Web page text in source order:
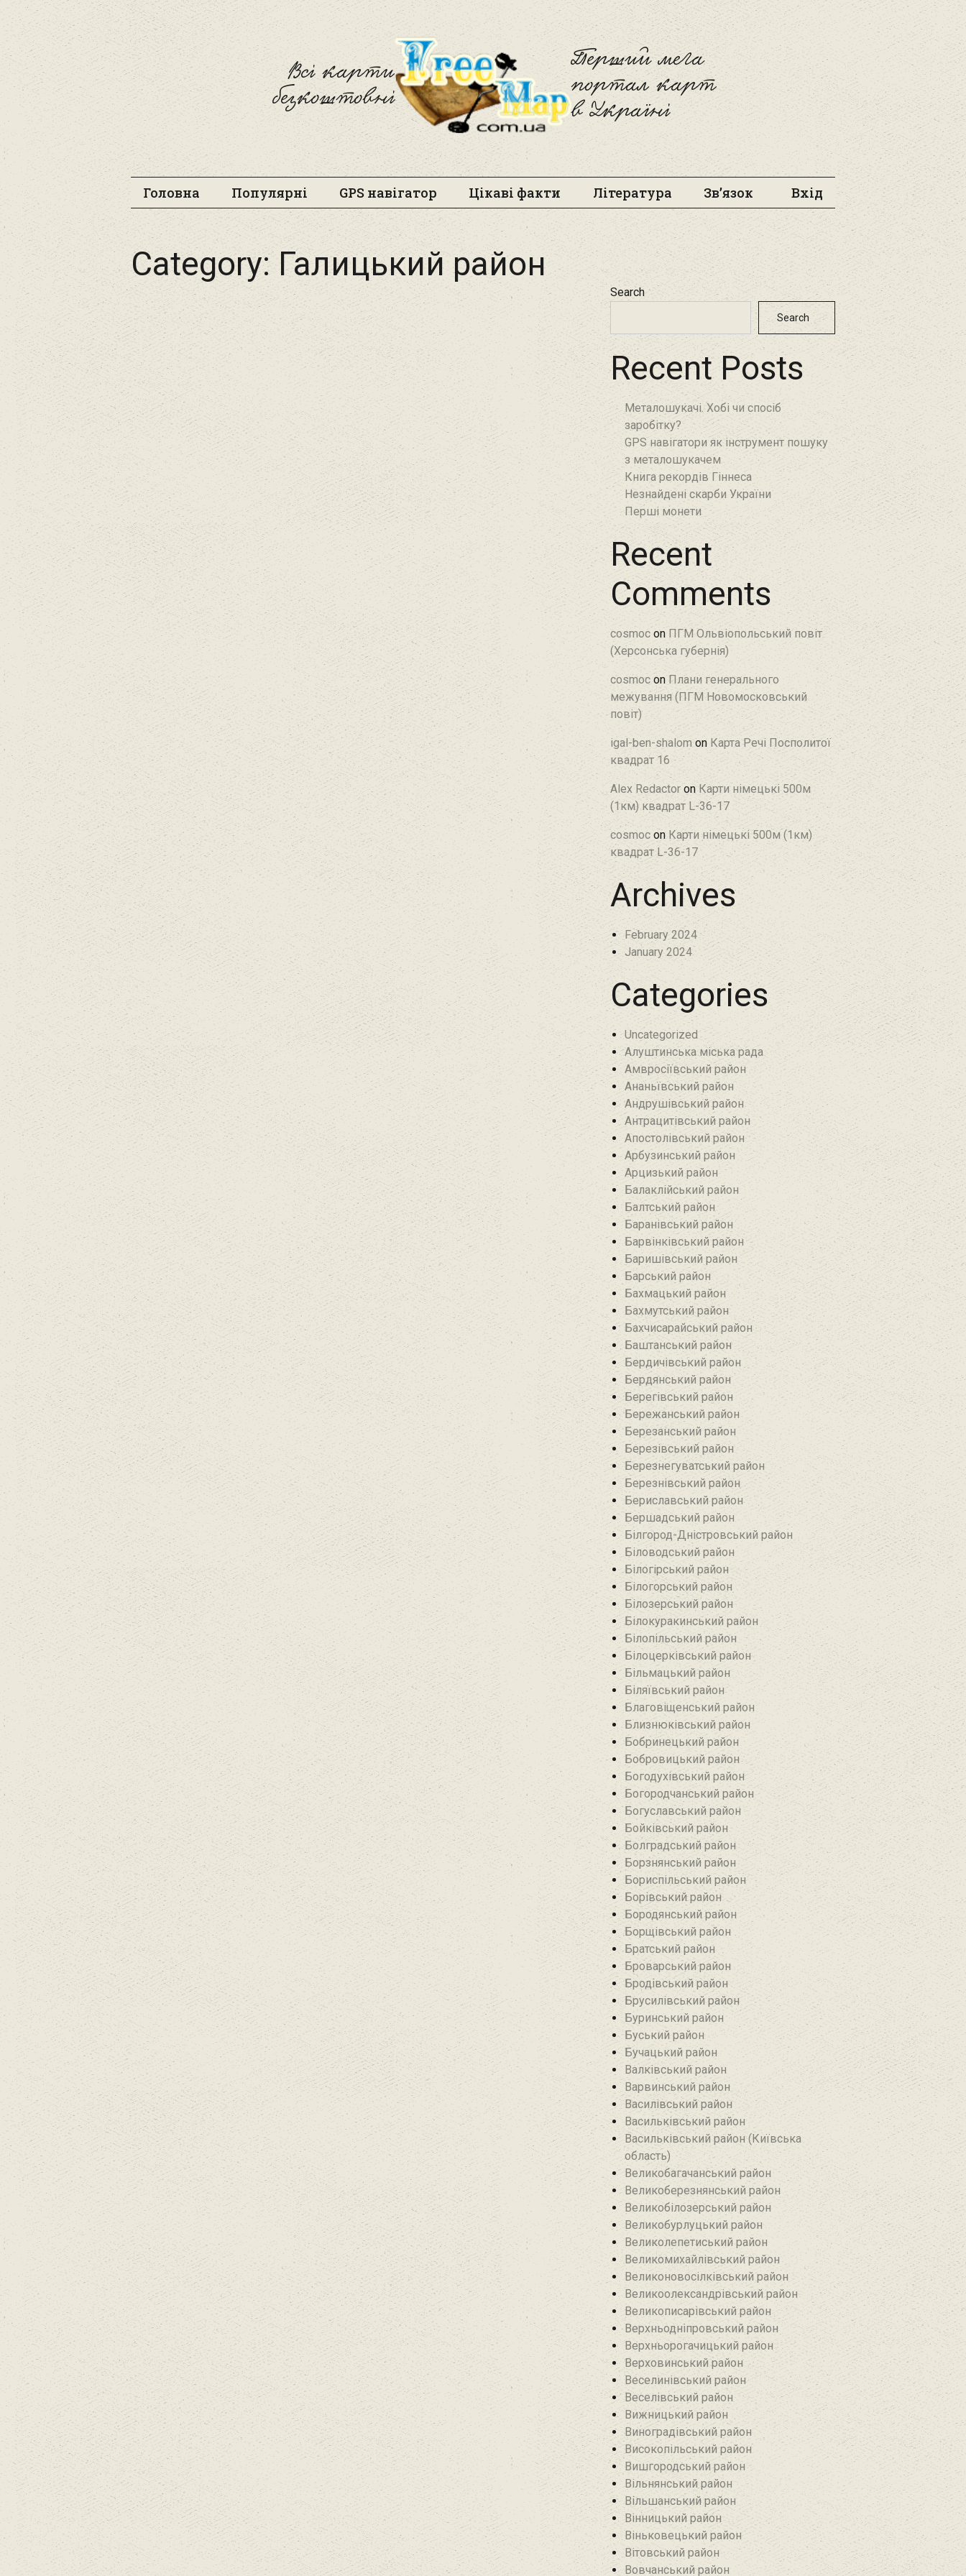
Всі карти
безкоштовні
Freemap
Перший мега
портал карт
в Україні
Головна Популярні GPS навігатор Цікаві факти Література Зв’язок Вхід
Category:Галицький район
Search
Search
Recent Posts
Металошукачі. Хобі чи спосіб
заробітку?
GPS навігатори як інструмент пошуку
з металошукачем
Книга рекордів Гіннеса
Незнайдені скарби України
Перші монети
Recent
Comments
cosmocon ПГМ Ольвіопольський повіт
(Херсонська губернія)
cosmocon Плани генерального
межування (ПГМ Новомосковський
повіт)
igal-ben-shalomon Карта Речі Посполитої
квадрат 16
Alex Redactoron Карти німецькі 500м
(1км) квадрат L-36-17
cosmocon Карти німецькі 500м (1км)
квадрат L-36-17
Archives
February 2024
January 2024
Categories
Uncategorized
Алуштинська міська рада
Амвросіївський район
Ананьївський район‎
Андрушівський район‎
Антрацитівський район‎
Апостолівський район
Арбузинський район‎
Арцизький район‎
Балаклійський район
Балтський район‎
Баранівський район‎
Барвінківський район
Баришівський район
Барський район
Бахмацький район
Бахмутський район
Бахчисарайський район
Баштанський район
Бердичівський район
Бердянський район
Берегівський район
Бережанський район‎
Березанський район‎
Березівський район
Березнегуватський район‎
Березнівський район‎
Бериславський район
Бершадський район
Білгород-Дністровський район
Біловодський район‎
Білогірський район
Білогорський район
Білозерський район
Білокуракинський район‎
Білопільський район
Білоцерківський район
Більмацький район
Біляївський район‎
Благовіщенський район
Близнюківський район
Бобринецький район
Бобровицький район
Богодухівський район
Богородчанський район
Богуславський район
Бойківський район
Болградський район
Борзнянський район
Бориспільський район
Борівський район
Бородянський район
Борщівський район‎
Братський район‎
Броварський район
Бродівський район‎
Брусилівський район‎
Буринський район
Буський район‎
Бучацький район
Валківський район
Варвинський район
Василівський район
Васильківський район
Васильківський район (Київська
область)
Великобагачанський район
Великоберезнянський район
Великобілозерський район‎
Великобурлуцький район
Великолепетиський район
Великомихайлівський район‎
Великоновосілківський район‎
Великоолександрівський район
Великописарівський район
Верхньодніпровський район
Верхньорогачицький район
Верховинський район
Веселинівський район‎
Веселівський район‎
Вижницький район
Виноградівський район
Високопільський район
Вишгородський район
Вільнянський район‎
Вільшанський район
Вінницький район
Віньковецький район
Вітовський район
Вовчанський район